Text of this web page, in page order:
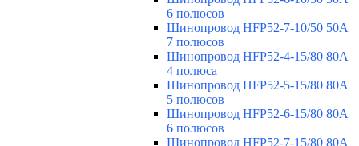
6 полюсов
Шинопровод HFP52-7-10/50 50А
7 полюсов
Шинопровод HFP52-4-15/80 80A
4 полюса
Шинопровод HFP52-5-15/80 80А
5 полюсов
Шинопровод HFP52-6-15/80 80А
6 полюсов
Шинопровод HFP52-7-15/80 80А